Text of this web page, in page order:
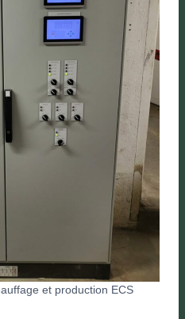
et production ECS